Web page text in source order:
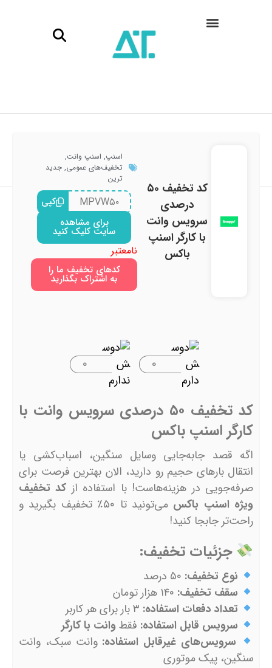
کد تخفیف ۵۰
درصدی
سرویس وانت
با کارگر اسنپ
باکس
اسنپ, اسنپ وانت,
تخفیف‌های عمومی, جدید
ترین
MPVW۵۰
کپی
برای مشاهده
سایت کلیک کنید
نامعتبر
کدهای تخفیف ما را
به اشتراک بگذارید
۰ ۰
کد تخفیف ۵۰ درصدی سرویس وانت با
کارگر اسنپ باکس
اگه قصد جابه‌جایی وسایل سنگین، اسباب‌کشی یا
انتقال بارهای حجیم رو دارید، الان بهترین فرصت برای
صرفه‌جویی در هزینه‌هاست! با استفاده از کد تخفیف
ویژه اسنپ باکس
می‌تونید تا ۵۰٪ تخفیف بگیرید و
راحت‌تر جابجا کنید!
جزئیات تخفیف:
نوع تخفیف:
سقف تخفیف:
تعداد دفعات استفاده:
سرویس قابل استفاده: فقطوانت با کارگر
سرویس‌های غیرقابل استفاده: وانت سبک، وانت
سنگین، پیک موتوری